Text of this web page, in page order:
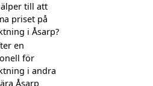
till att
priset på
i Åsarp?
en
för
i andra
Åsarp